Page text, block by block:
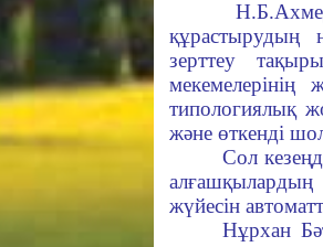
құрастырудың
зерттеу
типологиялық
және өткенді
Сол
жүйесін
Нұрхан